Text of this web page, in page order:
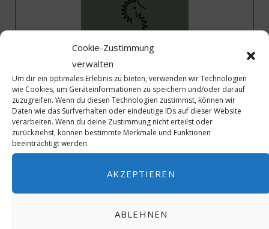
Cookie-Zustimmung
verwalten
Um dir ein optimales Erlebnis zu bieten, verwenden wir Technologien
wie Cookies, um Geräteinformationen zu speichern und/oder darauf
zuzugreifen. Wenn du diesen Technologien zustimmst, können wir
Daten wie das Surfverhalten oder eindeutige IDs auf dieser Website
verarbeiten. Wenn du deine Zustimmung nicht erteilst oder
zurückziehst, können bestimmte Merkmale und Funktionen
beeinträchtigt werden.
AKZEPTIEREN
ABLEHNEN
40 Jahre ICJ – Wir gratulieren